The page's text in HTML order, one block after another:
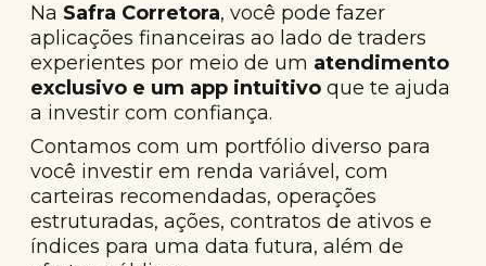
Na Safra Corretora, você pode fazer
aplicações financeiras ao lado de traders
experientes por meio de um atendimento
exclusivo e um app intuitivo que te ajuda
a investir com confiança.
Contamos com um portfólio diverso para
você investir em renda variável, com
carteiras recomendadas, operações
estruturadas, ações, contratos de ativos e
índices para uma data futura, além de